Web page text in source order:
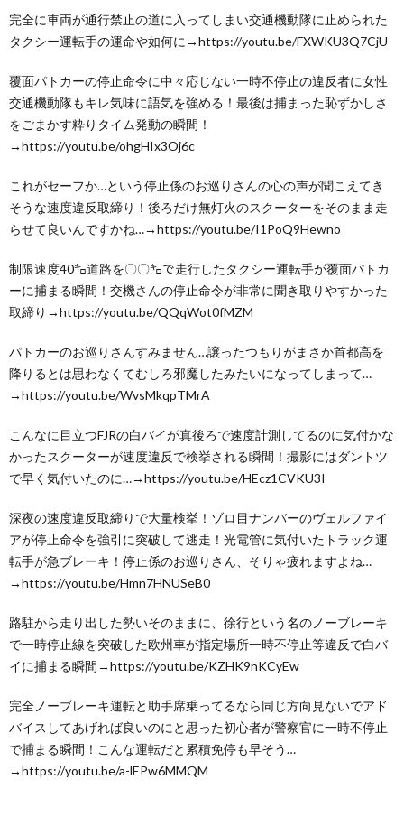
完全に車両が通行禁止の道に入ってしまい交通機動隊に止められた
タクシー運転手の運命や如何に→https://youtu.be/FXWKU3Q7CjU
覆面パトカーの停止命令に中々応じない一時不停止の違反者に女性
交通機動隊もキレ気味に語気を強める！最後は捕まった恥ずかしさ
をごまかす粋りタイム発動の瞬間！
→https://youtu.be/ohgHIx3Oj6c
これがセーフか…という停止係のお巡りさんの心の声が聞こえてき
そうな速度違反取締り！後ろだけ無灯火のスクーターをそのまま走
らせて良いんですかね…→https://youtu.be/I1PoQ9Hewno
制限速度40㌔道路を〇〇㌔で走行したタクシー運転手が覆面パトカ
ーに捕まる瞬間！交機さんの停止命令が非常に聞き取りやすかった
取締り→https://youtu.be/QQqWot0fMZM
パトカーのお巡りさんすみません…譲ったつもりがまさか首都高を
降りるとは思わなくてむしろ邪魔したみたいになってしまって…
→https://youtu.be/WvsMkqpTMrA
こんなに目立つFJRの白バイが真後ろで速度計測してるのに気付かな
かったスクーターが速度違反で検挙される瞬間！撮影にはダントツ
で早く気付いたのに…→https://youtu.be/HEcz1CVKU3I
深夜の速度違反取締りで大量検挙！ゾロ目ナンバーのヴェルファイ
アが停止命令を強引に突破して逃走！光電管に気付いたトラック運
転手が急ブレーキ！停止係のお巡りさん、そりゃ疲れますよね…
→https://youtu.be/Hmn7HNUSeB0
路駐から走り出した勢いそのままに、徐行という名のノーブレーキ
で一時停止線を突破した欧州車が指定場所一時不停止等違反で白バ
イに捕まる瞬間→https://youtu.be/KZHK9nKCyEw
完全ノーブレーキ運転と助手席乗ってるなら同じ方向見ないでアド
バイスしてあげれば良いのにと思った初心者が警察官に一時不停止
で捕まる瞬間！こんな運転だと累積免停も早そう…
→https://youtu.be/a-lEPw6MMQM